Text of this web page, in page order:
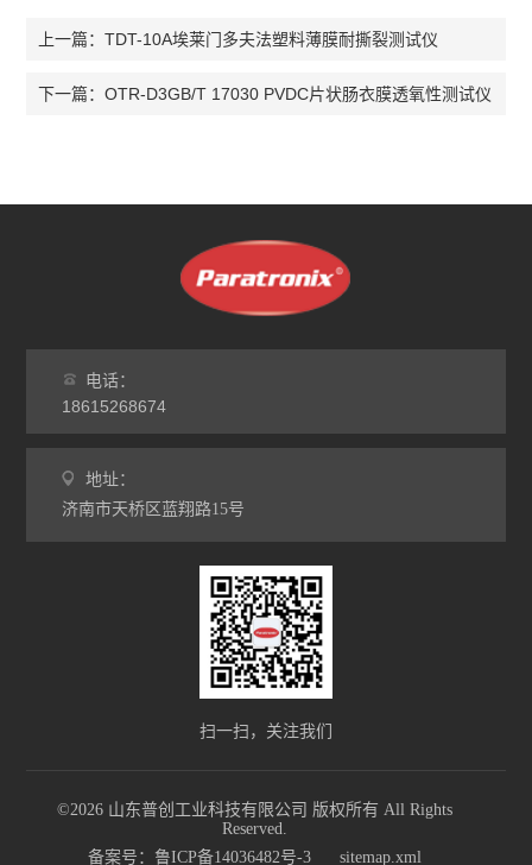
上一篇：TDT-10A埃莱门多夫法塑料薄膜耐撕裂测试仪
下一篇：OTR-D3GB/T 17030 PVDC片状肠衣膜透氧性测试仪
电话：
18615268674
地址：
济南市天桥区蓝翔路15号
扫一扫，关注我们
©2026 山东普创工业科技有限公司 版权所有 All Rights
Reserved.
备案号：鲁ICP备14036482号-3
sitemap.xml